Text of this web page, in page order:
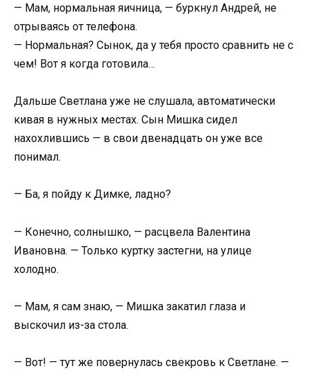
— Мам, нормальная яичница, — буркнул Андрей, не
отрываясь от телефона.
— Нормальная? Сынок, да у тебя просто сравнить не с
чем! Вот я когда готовила…
Дальше Светлана уже не слушала, автоматически
кивая в нужных местах. Сын Мишка сидел
нахохлившись — в свои двенадцать он уже все
понимал.
— Ба, я пойду к Димке, ладно?
— Конечно, солнышко, — расцвела Валентина
Ивановна. — Только куртку застегни, на улице
холодно.
— Мам, я сам знаю, — Мишка закатил глаза и
выскочил из-за стола.
— Вот! — тут же повернулась свекровь к Светлане. —